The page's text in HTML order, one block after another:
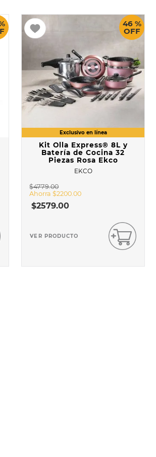
46 %
OFF
Kit Olla Express® 8L y
Batería de Cocina 32
Piezas Rosa Ekco
EKCO
$4779.00
Ahorra$2200.00
$2579.00
VER PRODUCTO